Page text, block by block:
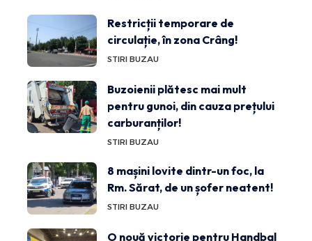
Restricții temporare de
circulație, în zona Crâng!
STIRI BUZAU
Buzoienii plătesc mai mult
pentru gunoi, din cauza prețului
carburanților!
STIRI BUZAU
8 mașini lovite dintr-un foc, la
Rm. Sărat, de un șofer neatent!
STIRI BUZAU
O nouă victorie pentru Handbal